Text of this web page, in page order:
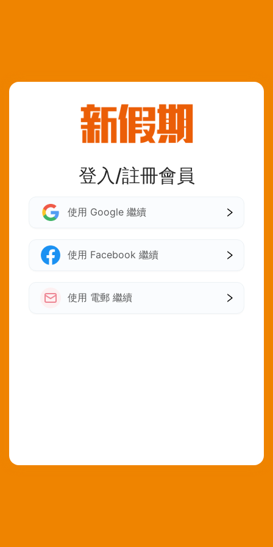
登入/註冊會員
使用 Google 繼續
使用 Facebook 繼續
使用 電郵 繼續